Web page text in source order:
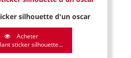
silhouette d'un oscar
Acheter
sticker silhouette...